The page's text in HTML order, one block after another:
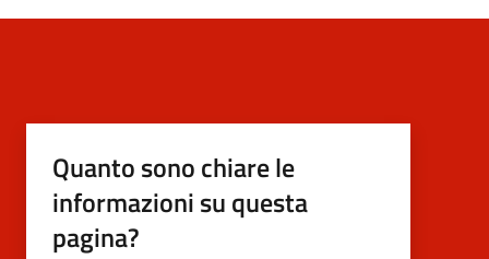
Quanto sono chiare le
informazioni su questa
pagina?